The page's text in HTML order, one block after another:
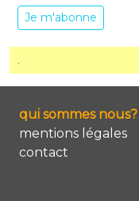
Je m'abonne
.
qui sommes nous?
mentions légales
contact